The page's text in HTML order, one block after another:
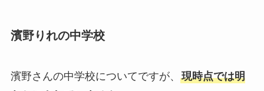
濱野りれの中学校
濱野さんの中学校についてですが、 現時点では明